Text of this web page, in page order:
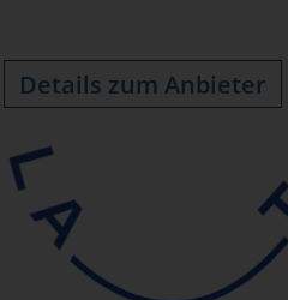
Details zum Anbieter